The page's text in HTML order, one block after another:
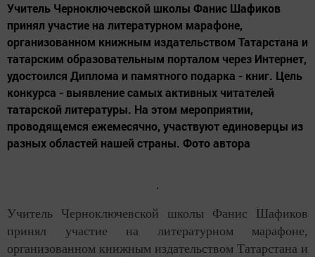
Учитель Черноключевской школы Фанис Шафиков
принял участие на литературном марафоне,
организованном книжным издательством Татарстана и
татарским образовательным порталом через Интернет,
удостоился Диплома и памятного подарка - книг. Цель
конкурса - выявление самых активных читателей
татарской литературы. На этом мероприятии,
проводящемся ежемесячно, участвуют единоверцы из
разных областей нашей страны. Фото автора
Учитель Черноключевской школы Фанис Шафиков
принял участие на литературном марафоне,
организованном книжным издательством Татарстана и